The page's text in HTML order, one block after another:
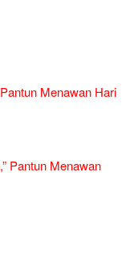
Menawan Hari
Pantun Menawan